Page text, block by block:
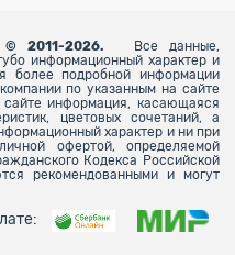
© 2011-2026.
Все данные,
информационный характер и
более подробной информации
по указанным на сайте
информация, касающаяся
цветовых сочетаний, а
характер и ни при
офертой, определяемой
Кодекса Российской
рекомендованными и могут